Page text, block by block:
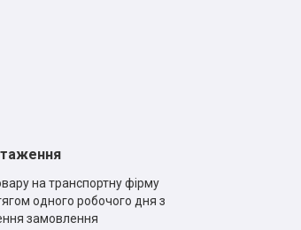
на транспортну фірму
одного робочого дня з
замовлення